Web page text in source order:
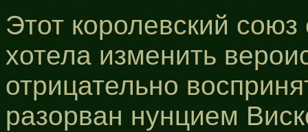
Этот королевский союз
хотела изменить
отрицательно
разорван нунцием